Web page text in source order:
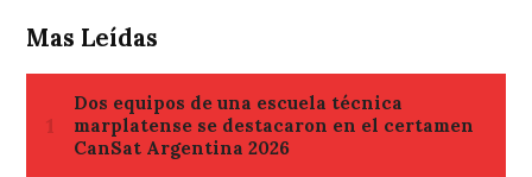
Mas Leídas